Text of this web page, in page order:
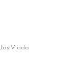
Viado